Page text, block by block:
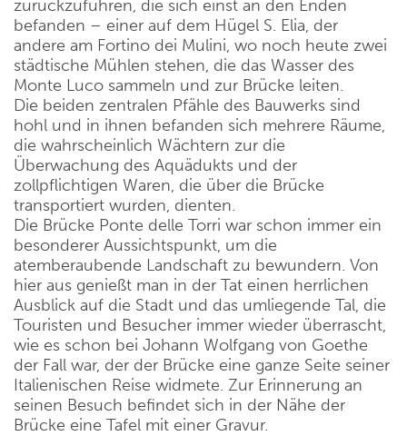
zurückzuführen, die sich einst an den Enden
befanden – einer auf dem Hügel S. Elia, der
andere am Fortino dei Mulini, wo noch heute zwei
städtische Mühlen stehen, die das Wasser des
Monte Luco sammeln und zur Brücke leiten.
Die beiden zentralen Pfähle des Bauwerks sind
hohl und in ihnen befanden sich mehrere Räume,
die wahrscheinlich Wächtern zur die
Überwachung des Aquädukts und der
zollpflichtigen Waren, die über die Brücke
transportiert wurden, dienten.
Die Brücke Ponte delle Torri war schon immer ein
besonderer Aussichtspunkt, um die
atemberaubende Landschaft zu bewundern. Von
hier aus genießt man in der Tat einen herrlichen
Ausblick auf die Stadt und das umliegende Tal, die
Touristen und Besucher immer wieder überrascht,
wie es schon bei Johann Wolfgang von Goethe
der Fall war, der der Brücke eine ganze Seite seiner
Italienischen Reise widmete. Zur Erinnerung an
seinen Besuch befindet sich in der Nähe der
Brücke eine Tafel mit einer Gravur.